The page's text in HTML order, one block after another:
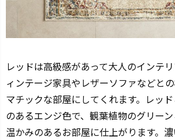
レッドは高級感があって大人のインテ
ィンテージ家具やレザーソファなどと
マチックな部屋にしてくれます。レッ
のあるエンジ色で、観葉植物のグリーン
温かみのあるお部屋に仕上がります。